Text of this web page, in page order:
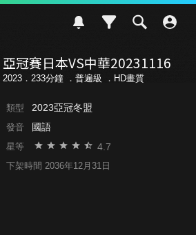
亞冠賽日本VS中華20231116
2023．233分鐘 ． 普遍級 ．HD畫質
類型 2023亞冠冬盟
發音 國語
星等 4.7
下架時間 2036年12月31日